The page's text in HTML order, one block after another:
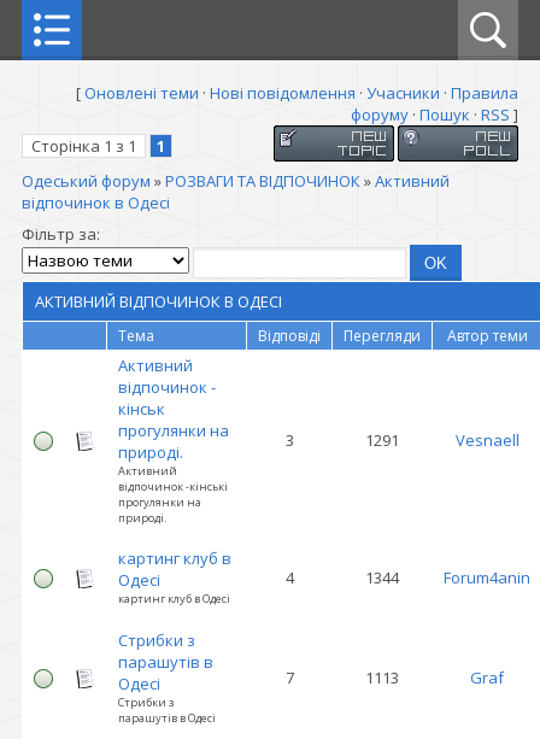
[Оновлені теми · Нові повідомлення · Учасники · Правила
форуму · Пошук · RSS ]
Сторінка 1 з 1
1
Одеський форум »РОЗВАГИ ТА ВІДПОЧИНОК»Активний
відпочинок в Одесі
Фільтр за:
АКТИВНИЙ ВІДПОЧИНОК В ОДЕСІ
Тема Відповіді Перегляди Автор теми
Активний
відпочинок -
кінськ
прогулянки на
природі.
Активний
відпочинок -кінські
прогулянки на
природі.
3 1291 Vesnaell
картинг клуб в
Одесі
картинг клуб в Одесі
4 1344 Forum4anin
Стрибки з
парашутів в
Одесі
Стрибки з
парашутів в Одесі
7 1113 Graf